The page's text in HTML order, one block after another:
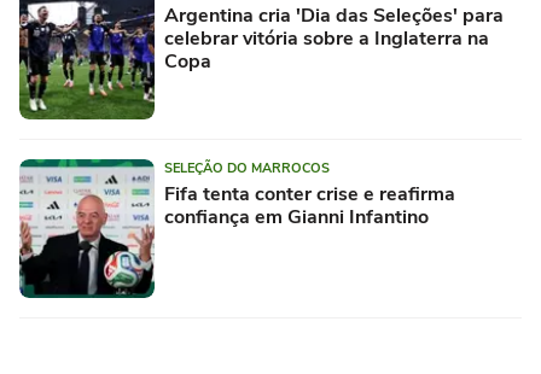
Argentina cria 'Dia das Seleções' para
celebrar vitória sobre a Inglaterra na
Copa
SELEÇÃO DO MARROCOS
Fifa tenta conter crise e reafirma
confiança em Gianni Infantino